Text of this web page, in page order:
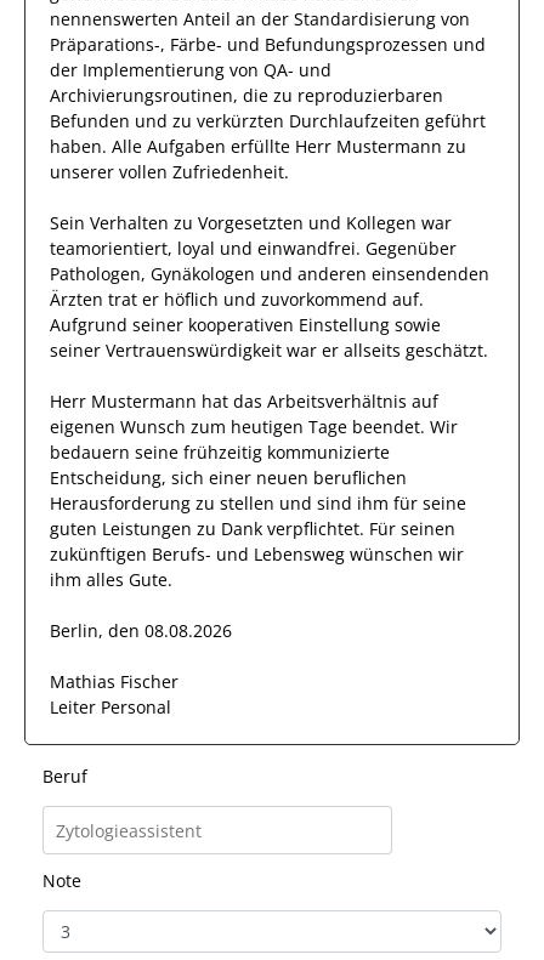
nennenswerten Anteil an der Standardisierung von
Präparations-, Färbe- und Befundungsprozessen und
der Implementierung von QA- und
Archivierungsroutinen, die zu reproduzierbaren
Befunden und zu verkürzten Durchlaufzeiten geführt
haben. Alle Aufgaben erfüllte Herr Mustermann zu
unserer vollen Zufriedenheit.
Sein Verhalten zu Vorgesetzten und Kollegen war
teamorientiert, loyal und einwandfrei. Gegenüber
Pathologen, Gynäkologen und anderen einsendenden
Ärzten trat er höflich und zuvorkommend auf.
Aufgrund seiner kooperativen Einstellung sowie
seiner Vertrauenswürdigkeit war er allseits geschätzt.
Herr Mustermann hat das Arbeitsverhältnis auf
eigenen Wunsch zum heutigen Tage beendet. Wir
bedauern seine frühzeitig kommunizierte
Entscheidung, sich einer neuen beruflichen
Herausforderung zu stellen und sind ihm für seine
guten Leistungen zu Dank verpflichtet. Für seinen
zukünftigen Berufs- und Lebensweg wünschen wir
ihm alles Gute.
Berlin, den 08.08.2026
Mathias Fischer
Leiter Personal
Beruf
Note